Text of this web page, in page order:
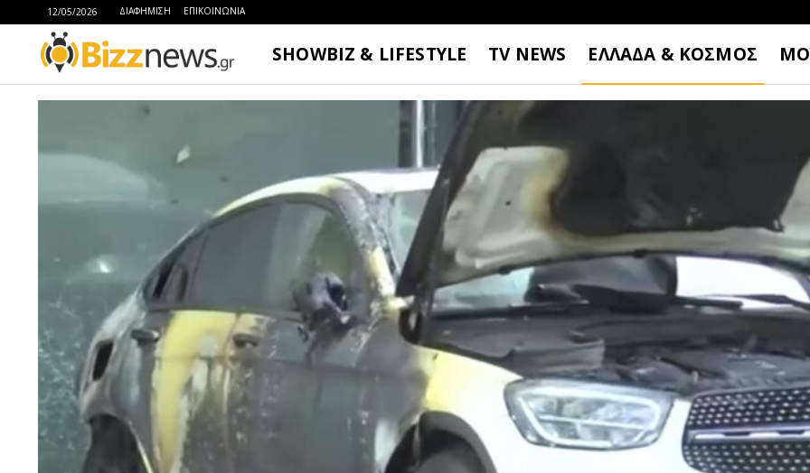
12/05/2026 ΔΙΑΦΗΜΙΣΗ ΕΠΙΚΟΙΝΩΝΙΑ
SHOWBIZ & LIFESTYLE TV NEWS ΕΛΛΑΔΑ & ΚΟΣΜΟΣ